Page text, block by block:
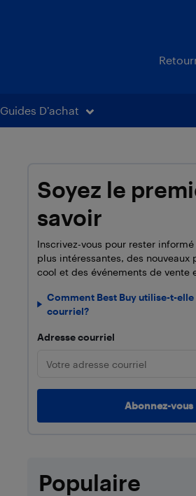
Guides D’achat
Soyez le
savoir
Inscrivez-vous pour rester
plus intéressantes, des nouveaux
cool et des événements de vente
Comment Best Buy utilise-t-
courriel?
Adresse courriel
Populaire